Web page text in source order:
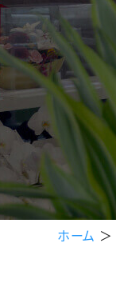
ホーム ＞